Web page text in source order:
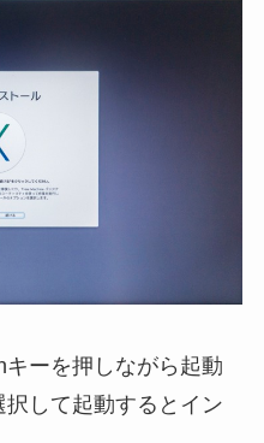
ーを押しながら起動
して起動するとイン